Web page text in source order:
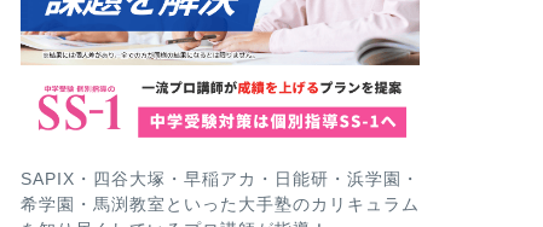
SAPIX・四谷大塚・早稲アカ・日能研・浜学園・
希学園・馬渕教室といった大手塾のカリキュラム